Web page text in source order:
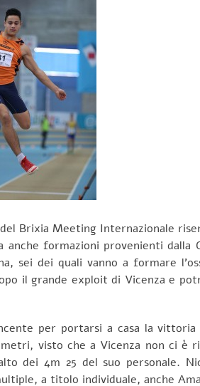
Brixia Meeting Internazionale
formazioni provenienti dalla
dei quali vanno a formare
il grande exploit di Vicenza e
per portarsi a casa la vittoria
visto che a Vicenza non ci
dei 4m 25 del suo personale.
a titolo individuale, anche